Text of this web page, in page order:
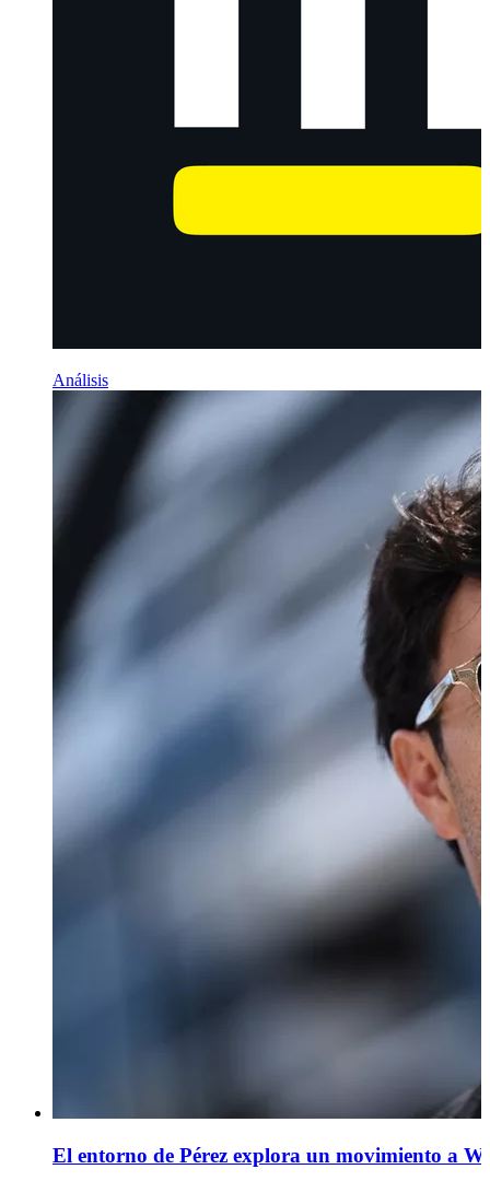
Análisis
El entorno de Pérez explora un movimiento a